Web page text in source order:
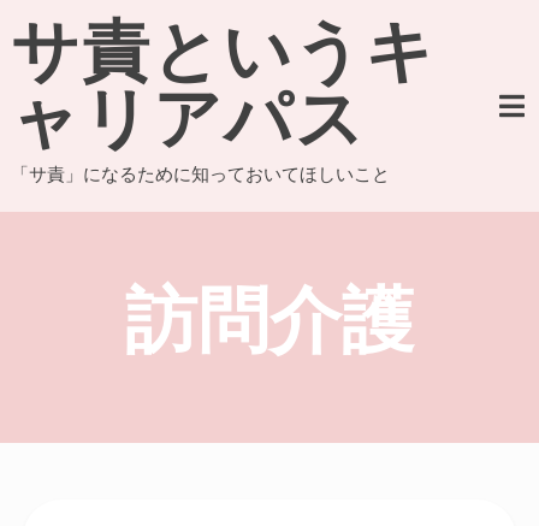
to
content
サ責というキ
ャリアパス
「サ責」になるために知っておいてほしいこと
訪問介護